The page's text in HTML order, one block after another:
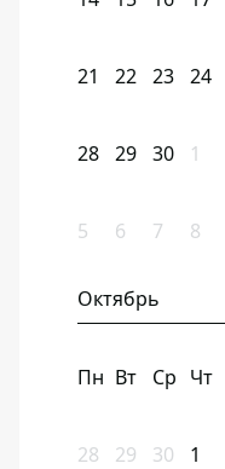
21 22 23 24
28 29 30 1
5 6 7 8
Октябрь
Пн Вт Ср Чт
28 29 30 1